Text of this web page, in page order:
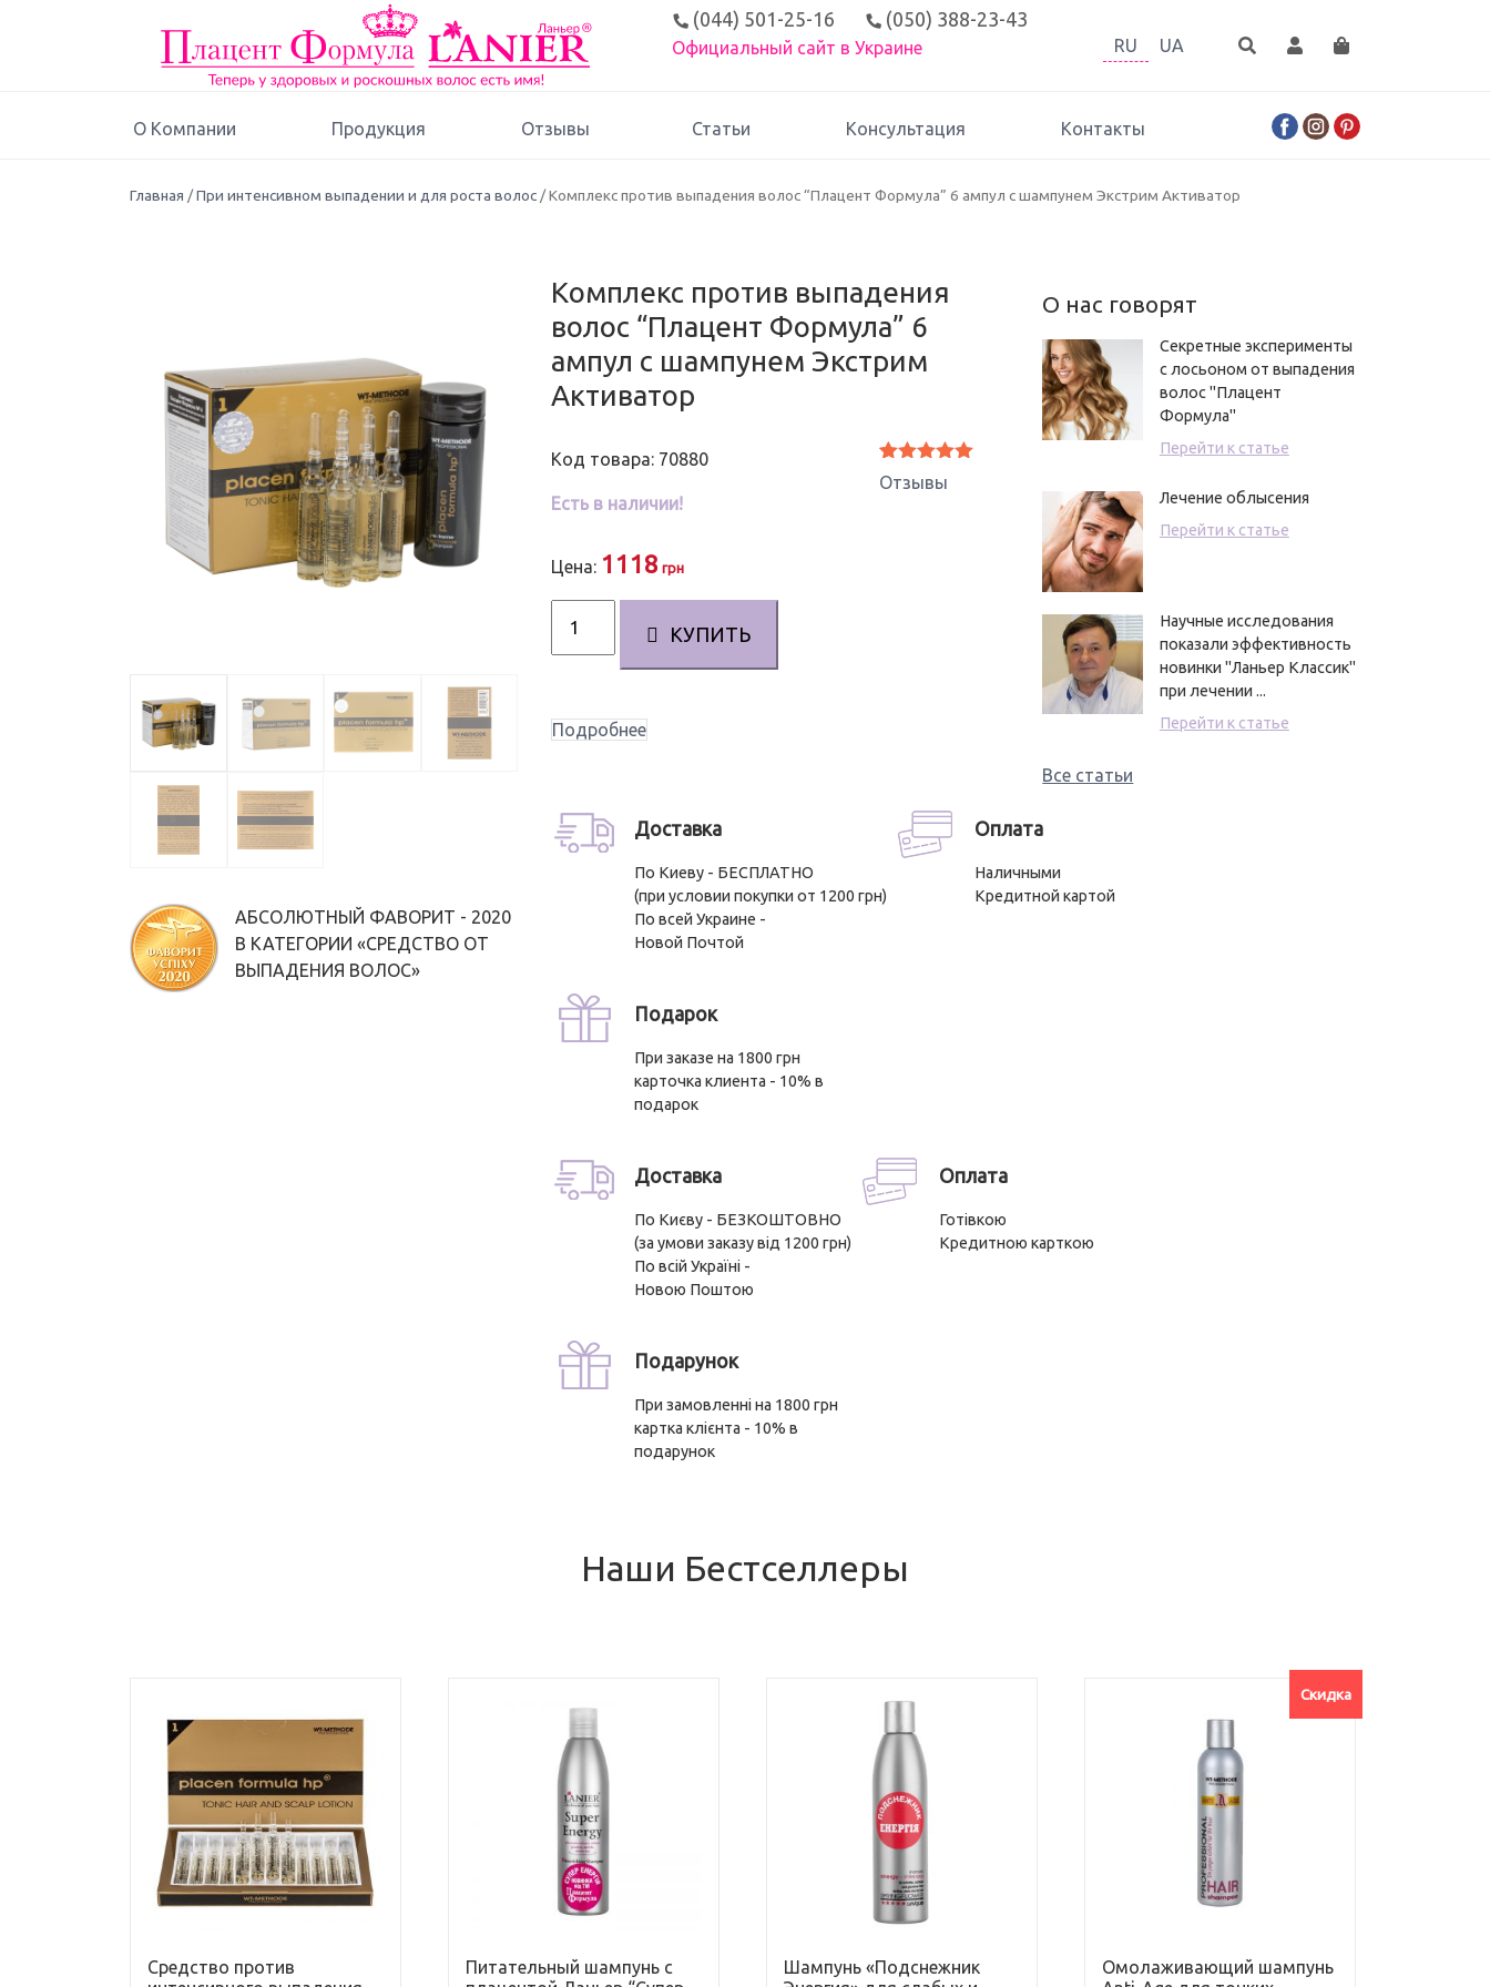
(044) 501-25-16 (050) 388-23-43
Официальный сайт в Украине RU UA
О Компании Продукция Отзывы Статьи Консультация Контакты
Главная /При интенсивном выпадении и для роста волос / Комплекс против выпадения волос “Плацент Формула” 6 ампул с шампунем Экстрим Активатор
АБСОЛЮТНЫЙ ФАВОРИТ - 2020
В КАТЕГОРИИ «СРЕДСТВО ОТ
ВЫПАДЕНИЯ ВОЛОС»
Комплекс против выпадения
волос “Плацент Формула” 6
ампул с шампунем Экстрим
Активатор
Код товара: 70880
Есть в наличии!
Рейтинг
5.00из 5
5
Отзывы
Цена: 1118 грн
Комплекс
волос
"Плацент
ампул
шампунем
Активатор
КУПИТЬ
Подробнее
О нас говорят
Секретные эксперименты
с лосьоном от выпадения
волос "Плацент
Формула"
Перейти к статье
Лечение облысения
Перейти к статье
Научные исследования
показали эффективность
новинки "Ланьер Классик"
при лечении ...
Перейти к статье
Все статьи
Доставка
По Киеву - БЕСПЛАТНО
(при условии покупки от 1200 грн)
По всей Украине -
Новой Почтой
Оплата
Наличными
Кредитной картой
Подарок
При заказе на 1800 грн
карточка клиента - 10% в
подарок
Доставка
По Києву - БЕЗКОШТОВНО
(за умови заказу від 1200 грн)
По всій Україні -
Новою Поштою
Оплата
Готівкою
Кредитною карткою
Подарунок
При замовленні на 1800 грн
картка клієнта - 10% в
подарунок
Наши Бестселлеры
Средство против
Питательный шампунь с
Шампунь «Подснежник
Скидка
Омолаживающий шампунь